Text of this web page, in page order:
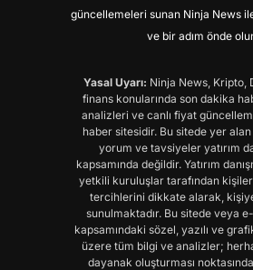
güncellemeleri sunan Ninja News
ve bir adım önde
Yasal Uyarı: Ninja News, Kripto,
finans konularında son dakika
analizleri ve canlı fiyat
haber sitesidir. Bu sitede yer alan
yorum ve tavsiyeler yatırım
kapsamında değildir. Yatırım
yetkili kuruluşlar tarafından
tercihlerini dikkate alarak,
sunulmaktadır. Bu sitede veya
kapsamındaki sözel, yazılı ve
üzere tüm bilgi ve analizler;
dayanak oluşturması